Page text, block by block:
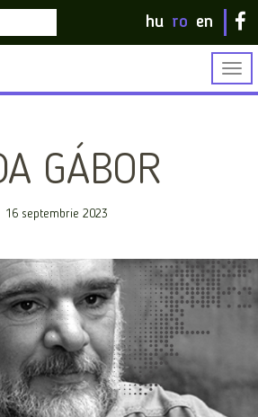
hu ro en
GÁBOR
16 septembrie 2023